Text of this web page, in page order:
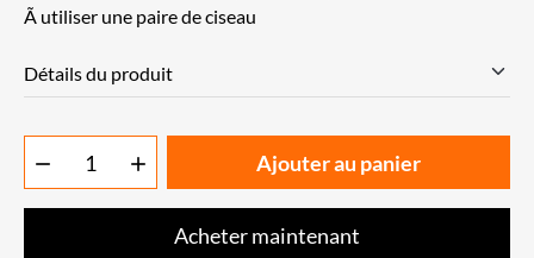
Ã utiliser une paire de ciseau
Détails du produit
  Ajouter au panier
Acheter maintenant